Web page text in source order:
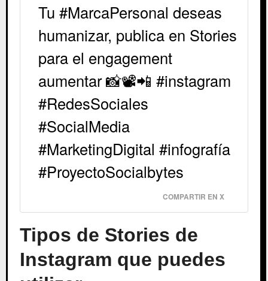
Tu #MarcaPersonal deseas
humanizar, publica en Stories
para el engagement
aumentar 📸📽️📲 #instagram
#RedesSociales
#SocialMedia
#MarketingDigital #infografía
#ProyectoSocialbytes
COMPARTIR EN X
Tipos de Stories de
Instagram que puedes